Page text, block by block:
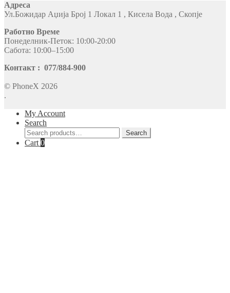
Адреса
Ул.Божидар Аџија Број 1 Локал 1 , Кисела Вода , Скопје
Работно Време
Понеделник-Петок: 10:00-20:00
Сабота: 10:00–15:00
Контакт : 077/884-900
© PhoneX 2026
.
My Account
Search
Search
for:
Search
Cart 0